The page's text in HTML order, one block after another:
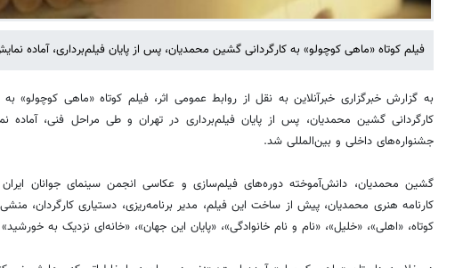
فیلم کوتاه «ماهی کوچولو» به کارگردانی گشین محمدیان، پس از پایان فیلم‌برداری، آماده
به گزارش خبرگزاری خبرآنلاین به نقل از روابط عمومی اثر، فیلم کوتاه «ماهی کوچولو»
کارگردانی گشین محمدیان، پس از پایان فیلم‌برداری در تهران و طی مراحل فنی،
جشنواره‌های داخلی و بین‌المللی شد.
گشین محمدیان، دانش‌آموخته دوره‌های فیلم‌سازی و عکاسی انجمن سینمای جوانان
کارنامه هنری محمدیان، پیش از ساخت این فیلم، مدیر برنامه‌ریزی، دستیاری کارگردان،
کوتاه، «اهلی»، «خلیل»، «نام و نام خانوادگی»، «پایان این جهان»، «خانه‌ای نزدیک به